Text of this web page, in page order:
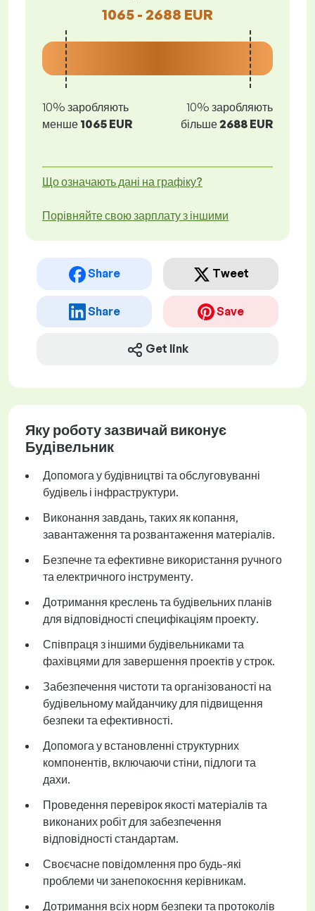
1065 - 2688 EUR
10% заробляють
менше 1065 EUR
10% заробляють
більше2688 EUR
Що означають дані на графіку?
Порівняйте свою зарплату з іншими
Share Tweet
Share Save
Get link
Яку роботу зазвичай виконує
Будівельник
Допомога у будівництві та обслуговуванні
будівель і інфраструктури.
Виконання завдань, таких як копання,
завантаження та розвантаження матеріалів.
Безпечне та ефективне використання ручного
та електричного інструменту.
Дотримання креслень та будівельних планів
для відповідності специфікаціям проекту.
Співпраця з іншими будівельниками та
фахівцями для завершення проектів у строк.
Забезпечення чистоти та організованості на
будівельному майданчику для підвищення
безпеки та ефективності.
Допомога у встановленні структурних
компонентів, включаючи стіни, підлоги та
дахи.
Проведення перевірок якості матеріалів та
виконаних робіт для забезпечення
відповідності стандартам.
Своєчасне повідомлення про будь-які
проблеми чи занепокоєння керівникам.
Дотримання всіх норм безпеки та протоколів